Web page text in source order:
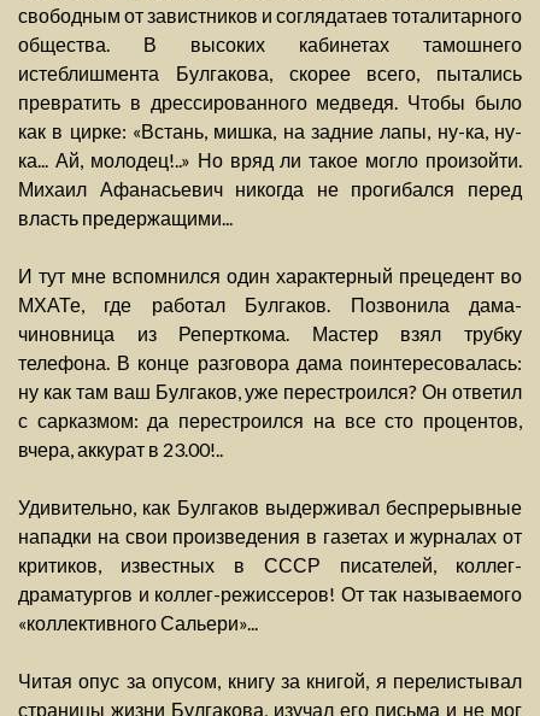
свободным от завистников и соглядатаев тоталитарного
общества. В высоких кабинетах тамошнего
истеблишмента Булгакова, скорее всего, пытались
превратить в дрессированного медведя. Чтобы было
как в цирке: «Встань, мишка, на задние лапы, ну-ка, ну-
ка... Ай, молодец!..» Но вряд ли такое могло произойти.
Михаил Афанасьевич никогда не прогибался перед
власть предержащими...
И тут мне вспомнился один характерный прецедент во
МХАТе, где работал Булгаков. Позвонила дама-
чиновница из Реперткома. Мастер взял трубку
телефона. В конце разговора дама поинтересовалась:
ну как там ваш Булгаков, уже перестроился? Он ответил
с сарказмом: да перестроился на все сто процентов,
вчера, аккурат в 23.00!..
Удивительно, как Булгаков выдерживал беспрерывные
нападки на свои произведения в газетах и журналах от
критиков, известных в СССР писателей, коллег-
драматургов и коллег-режиссеров! От так называемого
«коллективного Сальери»...
Читая опус за опусом, книгу за книгой, я перелистывал
страницы жизни Булгакова, изучал его письма и не мог